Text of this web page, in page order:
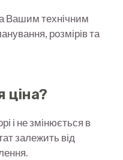
Вашим технічним
розмірів та
ціна?
і не змінюється в
залежить від